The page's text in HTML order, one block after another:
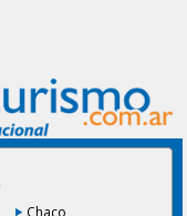
Chaco